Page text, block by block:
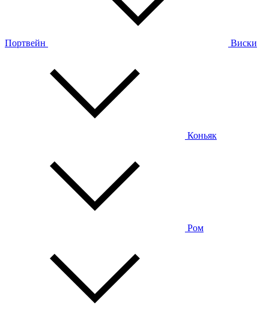
Портвейн Виски
Коньяк
Ром